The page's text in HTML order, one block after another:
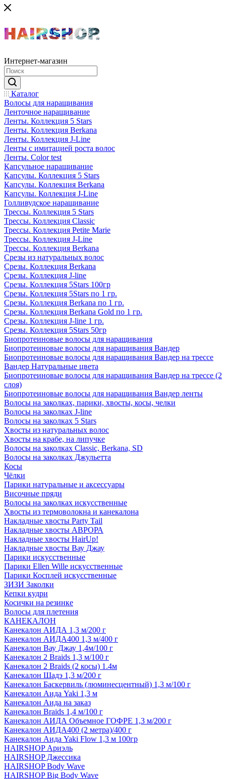
Интернет-магазин
Каталог
Волосы для наращивания
Ленточное наращивание
Ленты. Коллекция 5 Stars
Ленты. Коллекция Berkana
Ленты. Коллекция J-Line
Ленты с имитацией роста волос
Ленты. Color test
Капсульное наращивание
Капсулы. Коллекция 5 Stars
Капсулы. Коллекция Berkana
Капсулы. Коллекция J-Line
Голливудское наращивание
Трессы. Коллекция 5 Stars
Трессы. Коллекция Classic
Трессы. Коллекция Petite Marie
Трессы. Коллекция J-Line
Трессы. Коллекция Berkana
Срезы из натуральных волос
Срезы. Коллекция Berkana
Срезы. Коллекция J-line
Срезы. Коллекция 5Stars 100гр
Срезы. Коллекция 5Stars по 1 гр.
Срезы. Коллекция Berkana по 1 гр.
Срезы. Коллекция Berkana Gold по 1 гр.
Срезы. Коллекция J-line 1 гр.
Срезы. Коллекция 5Stars 50гр
Биопротеиновые волосы для наращивания
Биопротеиновые волосы для наращивания Вандер
Биопротеиновые волосы для наращивания Вандер на трессе
Вандер Натуральные цвета
Биопротеиновые волосы для наращивания Вандер на трессе (2
слоя)
Биопротеиновые волосы для наращивания Вандер ленты
Волосы на заколках, парики, хвосты, косы, челки
Волосы на заколках J-line
Волосы на заколках 5 Stars
Хвосты из натуральных волос
Хвосты на крабе, на липучке
Волосы на заколках Classic, Berkana, SD
Волосы на заколках Джульетта
Косы
Чёлки
Парики натуральные и аксессуары
Височные пряди
Волосы на заколках искусственные
Хвосты из термоволокна и канекалона
Накладные хвосты Party Tail
Накладные хвосты АВРОРА
Накладные хвосты HairUp!
Накладные хвосты Вау Джау
Парики искусственные
Парики Ellen Wille искусственные
Парики Косплей искусственные
ЗИЗИ Заколки
Кепки кудри
Косички на резинке
Волосы для плетения
КАНЕКАЛОН
Канекалон АИДА 1,3 м/200 г
Канекалон АИДА400 1,3 м/400 г
Канекалон Вау Джау 1,4м/100 г
Канекалон 2 Braids 1,3 м/100 г
Канекалон 2 Braids (2 косы) 1.4м
Канекалон Шадэ 1,3 м/200 г
Канекалон Баскервиль (люминесцентный) 1,3 м/100 г
Канекалон Аида Yaki 1,3 м
Канекалон Аида на заказ
Канекалон Braids 1,4 м/100 г
Канекалон АИДА Объемное ГОФРЕ 1,3 м/200 г
Канекалон АИДА400 (2 метра)/400 г
Канекалон Аида Yaki Flow 1,3 м 100гр
HAIRSHOP Ариэль
HAIRSHOP Джессика
HAIRSHOP Body Wave
HAIRSHOP Big Body Wave